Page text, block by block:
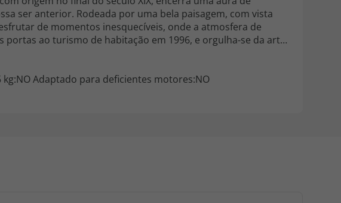
ser anterior. Rodeada por uma bela paisagem, com vista
de momentos inesquecíveis, onde a atmosfera de
ao turismo de habitação em 1996, e orgulha-se da arte
Adaptado para deficientes motores:NO